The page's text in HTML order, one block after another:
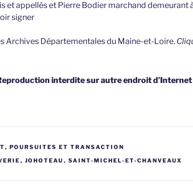
et appellés et Pierre Bodier marchand demeurant
signer
Archives Départementales du Maine-et-Loire.
interdite sur autre endroit d’Internet
, POURSUITES ET TRANSACTION
, JOHOTEAU , SAINT-MICHEL-ET-CHANVEAUX